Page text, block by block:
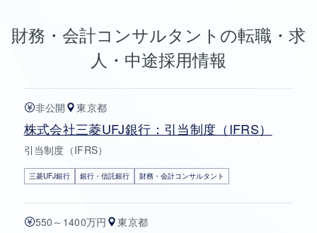
財務・会計コンサルタントの転職・求
人・中途採用情報
非公開 東京都
株式会社三菱UFJ銀行：引当制度（IFRS）
引当制度（IFRS）
三菱UFJ銀行 銀行・信託銀行 財務・会計コンサルタント
550～1400万円 東京都